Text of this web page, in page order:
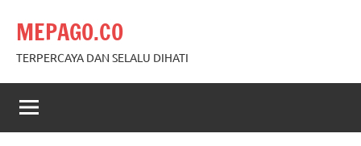
content
MEPAGO.CO
TERPERCAYA DAN SELALU DIHATI